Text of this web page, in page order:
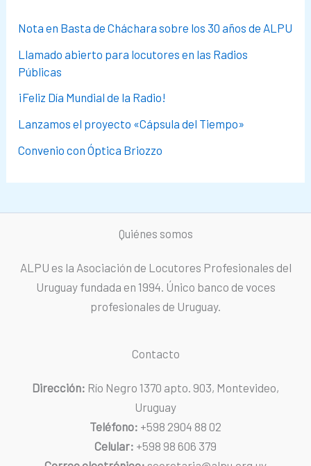
Nota en Basta de Cháchara sobre los 30 años de ALPU
Llamado abierto para locutores en las Radios
Públicas
¡Feliz Día Mundial de la Radio!
Lanzamos el proyecto «Cápsula del Tiempo»
Convenio con Óptica Briozzo
Quiénes somos
ALPU es la Asociación de Locutores Profesionales del
Uruguay fundada en 1994. Único banco de voces
profesionales de Uruguay.
Contacto
Dirección: Río Negro 1370 apto. 903, Montevideo,
Uruguay
Teléfono: +598 2904 88 02
Celular: +598 98 606 379